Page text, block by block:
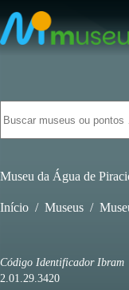
para
o
conteúdo
resultados
Museu da Água de
Início / Museus /
Código Identificador Ibram
2.01.29.3420